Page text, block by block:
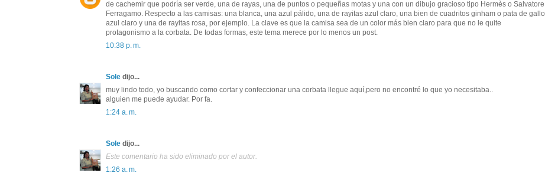
de cachemir que podría ser verde, una de rayas, una de puntos o pequeñas motas y una con un dibujo gracioso tipo Hermès o Salvatore
Ferragamo. Respecto a las camisas: una blanca, una azul pálido, una de rayitas azul claro, una bien de cuadritos ginham o pata de gallo
azul claro y una de rayitas rosa, por ejemplo. La clave es que la camisa sea de un color más bien claro para que no le quite
protagonismo a la corbata. De todas formas, este tema merece por lo menos un post.
10:38 p. m.
Sole dijo...
muy lindo todo, yo buscando como cortar y confeccionar una corbata llegue aquí,pero no encontré lo que yo necesitaba..
alguien me puede ayudar. Por fa.
1:24 a. m.
Sole dijo...
Este comentario ha sido eliminado por el autor.
1:26 a. m.